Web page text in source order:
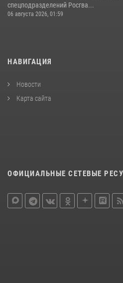
спецподразделений Росгва...
06 августа 2026, 01:59
НАВИГАЦИЯ
Новости
Карта сайта
ОФИЦИАЛЬНЫЕ СЕТЕВЫЕ